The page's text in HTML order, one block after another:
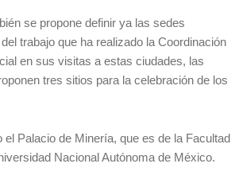
se propone definir ya las sedes
trabajo que ha realizado la Coordinación
en sus visitas a estas ciudades, las
tres sitios para la celebración de los
el Palacio de Minería, que es de la Facultad
Nacional Autónoma de México.